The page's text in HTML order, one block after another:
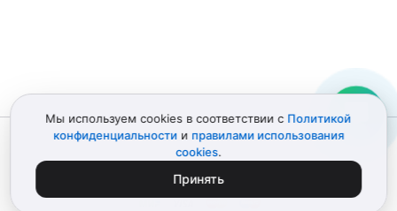
© 2012–2026 Детали Эпл
Политика конфиденциальности
Пользовательское соглашение
ИП Поликарпов Д.В. • ИНН 772151303741
Мы используем cookies в соответствии с Политикой
конфиденциальности и правилами использования
cookies.
Принять